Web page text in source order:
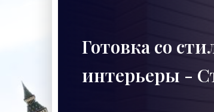
Готовка со
интерьеры -